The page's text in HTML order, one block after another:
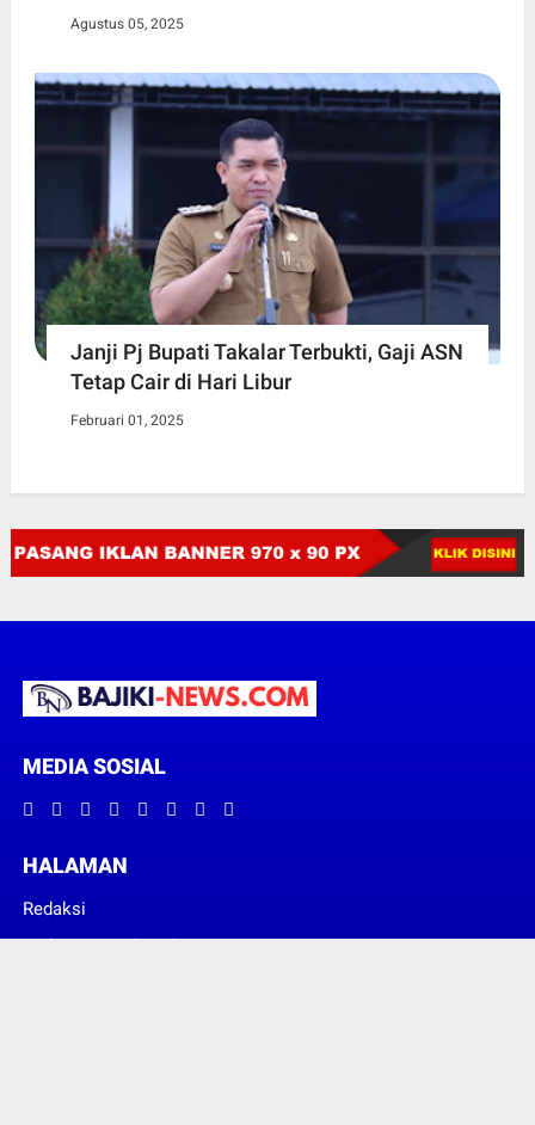
Agustus 05, 2025
Janji Pj Bupati Takalar Terbukti, Gaji ASN
Tetap Cair di Hari Libur
Februari 01, 2025
MEDIA SOSIAL
HALAMAN
Redaksi